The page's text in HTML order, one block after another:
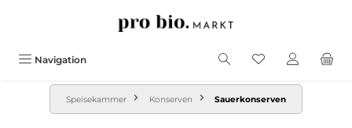
Navigation
Speisekammer Konserven Sauerkonserven